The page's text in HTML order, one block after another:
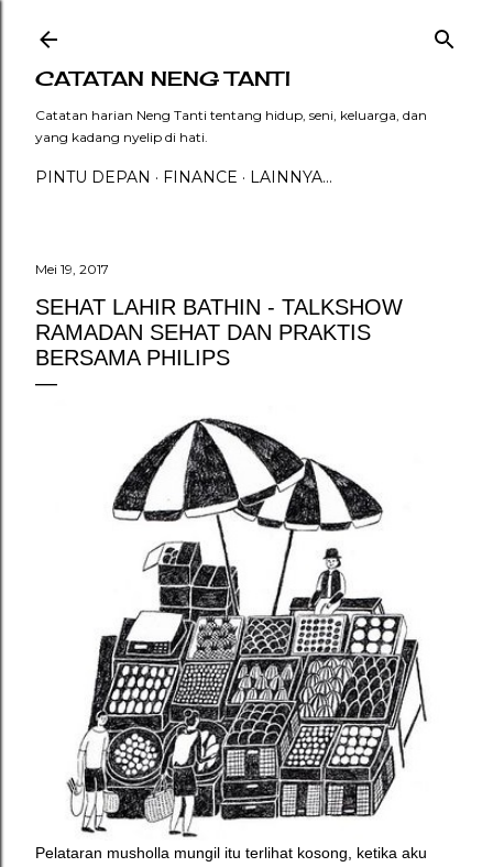
CATATAN NENG TANTI
Catatan harian Neng Tanti tentang hidup, seni, keluarga, dan
yang kadang nyelip di hati.
PINTU DEPAN FINANCE LAINNYA…
Mei 19, 2017
SEHAT LAHIR BATHIN - TALKSHOW
RAMADAN SEHAT DAN PRAKTIS
BERSAMA PHILIPS
Pelataran musholla mungil itu terlihat kosong, ketika aku